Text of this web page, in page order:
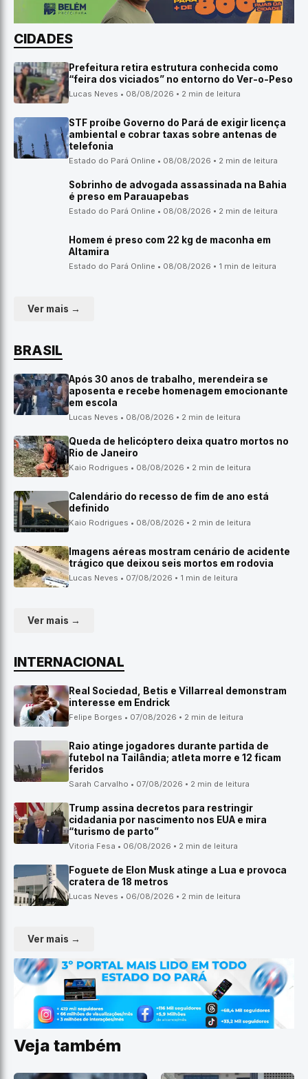
CIDADES
Prefeitura retira estrutura conhecida como
“feira dos viciados” no entorno do Ver-o-Peso
Lucas Neves • 08/08/2026 • 2 min de leitura
STF proíbe Governo do Pará de exigir licença
ambiental e cobrar taxas sobre antenas de
telefonia
Estado do Pará Online • 08/08/2026 • 2 min de leitura
Sobrinho de advogada assassinada na Bahia
é preso em Parauapebas
Estado do Pará Online • 08/08/2026 • 2 min de leitura
Homem é preso com 22 kg de maconha em
Altamira
Estado do Pará Online • 08/08/2026 • 1 min de leitura
Ver mais →
BRASIL
Após 30 anos de trabalho, merendeira se
aposenta e recebe homenagem emocionante
em escola
Lucas Neves • 08/08/2026 • 2 min de leitura
Queda de helicóptero deixa quatro mortos no
Rio de Janeiro
Kaio Rodrigues • 08/08/2026 • 2 min de leitura
Calendário do recesso de fim de ano está
definido
Kaio Rodrigues • 08/08/2026 • 2 min de leitura
Imagens aéreas mostram cenário de acidente
trágico que deixou seis mortos em rodovia
Lucas Neves • 07/08/2026 • 1 min de leitura
Ver mais →
INTERNACIONAL
Real Sociedad, Betis e Villarreal demonstram
interesse em Endrick
Felipe Borges • 07/08/2026 • 2 min de leitura
Raio atinge jogadores durante partida de
futebol na Tailândia; atleta morre e 12 ficam
feridos
Sarah Carvalho • 07/08/2026 • 2 min de leitura
Trump assina decretos para restringir
cidadania por nascimento nos EUA e mira
“turismo de parto”
Vitoria Fesa • 06/08/2026 • 2 min de leitura
Foguete de Elon Musk atinge a Lua e provoca
cratera de 18 metros
Lucas Neves • 06/08/2026 • 2 min de leitura
Ver mais →
Veja também